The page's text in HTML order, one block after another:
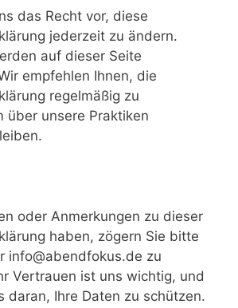
das Recht vor, diese
jederzeit zu ändern.
auf dieser Seite
empfehlen Ihnen, die
regelmäßig zu
über unsere Praktiken
oder Anmerkungen zu dieser
haben, zögern Sie bitte
info@abendfokus.de zu
Vertrauen ist uns wichtig, und
daran, Ihre Daten zu schützen.